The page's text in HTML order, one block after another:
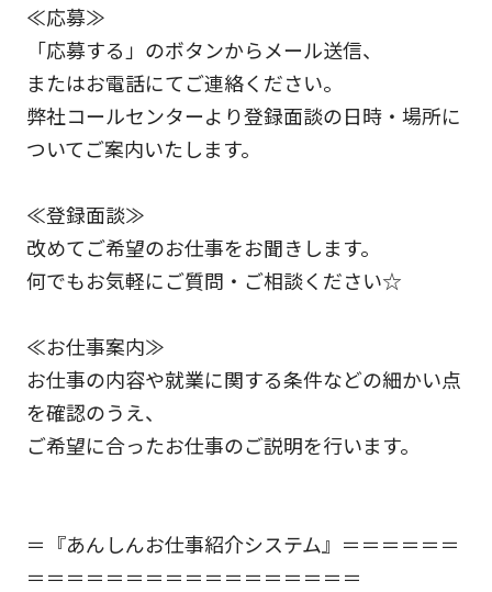
≪応募≫
「応募する」のボタンからメール送信、
またはお電話にてご連絡ください。
弊社コールセンターより登録面談の日時・場所に
ついてご案内いたします。
≪登録面談≫
改めてご希望のお仕事をお聞きします。
何でもお気軽にご質問・ご相談ください☆
≪お仕事案内≫
お仕事の内容や就業に関する条件などの細かい点
を確認のうえ、
ご希望に合ったお仕事のご説明を行います。
＝『あんしんお仕事紹介システム』＝＝＝＝＝＝
＝＝＝＝＝＝＝＝＝＝＝＝＝＝＝＝＝